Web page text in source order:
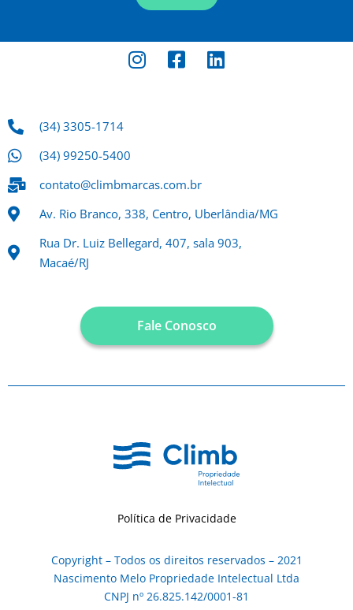
(34) 3305-1714
(34) 99250-5400
contato@climbmarcas.com.br
Av. Rio Branco, 338, Centro, Uberlândia/MG
Rua Dr. Luiz Bellegard, 407, sala 903,
Macaé/RJ
Fale Conosco
Política de Privacidade
Copyright – Todos os direitos reservados – 2021
Nascimento Melo Propriedade Intelectual Ltda
CNPJ nº 26.825.142/0001-81